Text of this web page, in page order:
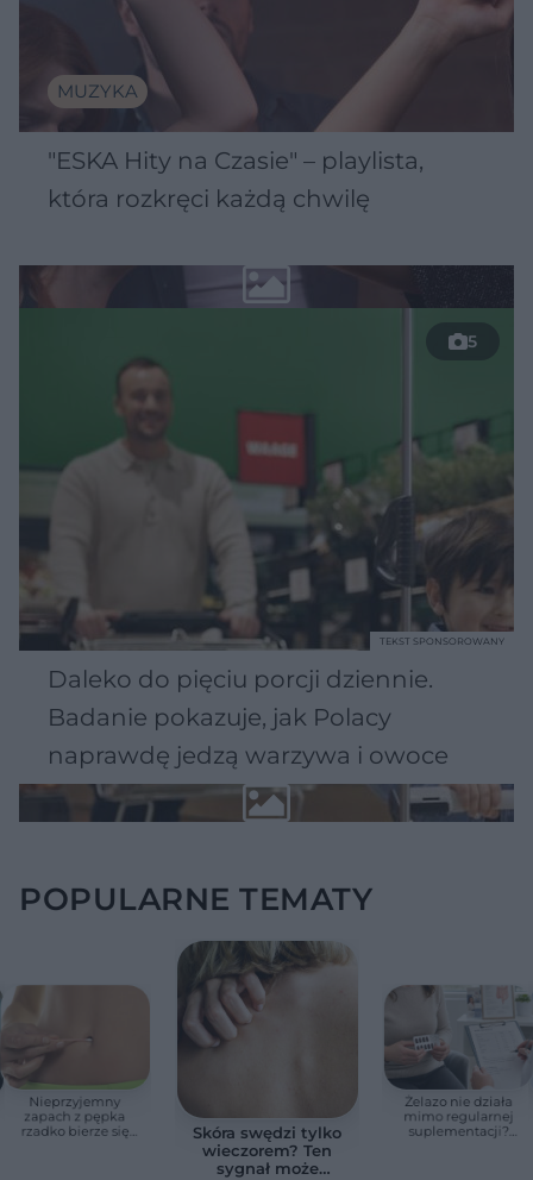
MUZYKA
"ESKA Hity na Czasie" – playlista,
która rozkręci każdą chwilę
5
Daleko do pięciu porcji dziennie.
Badanie pokazuje, jak Polacy
naprawdę jedzą warzywa i owoce
TEKST SPONSOROWANY
POPULARNE TEMATY
Nieprzyjemny
zapach z pępka
rzadko bierze się
Skóra swędzi tylko
wieczorem? Ten
sygnał może
Żelazo nie działa
mimo regularnej
suplementacji?